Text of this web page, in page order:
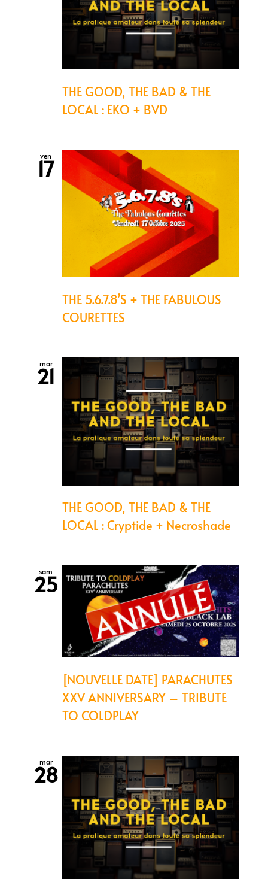
THE GOOD, THE BAD & THE
LOCAL : EKO + BVD
ven
17
THE 5.6.7.8’S + THE FABULOUS
COURETTES
mar
21
THE GOOD, THE BAD & THE
LOCAL : Cryptide + Necroshade
sam
25
[NOUVELLE DATE] PARACHUTES
XXV ANNIVERSARY – TRIBUTE
TO COLDPLAY
mar
28